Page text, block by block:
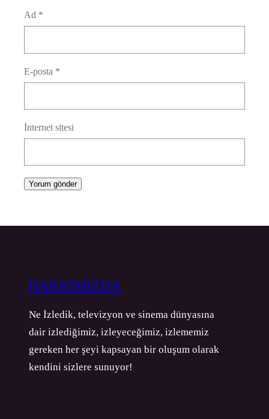
Ad *
E-posta *
İnternet sitesi
HAKKIMIZDA
Ne İzledik, televizyon ve sinema dünyasına
dair izlediğimiz, izleyeceğimiz, izlememiz
gereken her şeyi kapsayan bir oluşum olarak
kendini sizlere sunuyor!